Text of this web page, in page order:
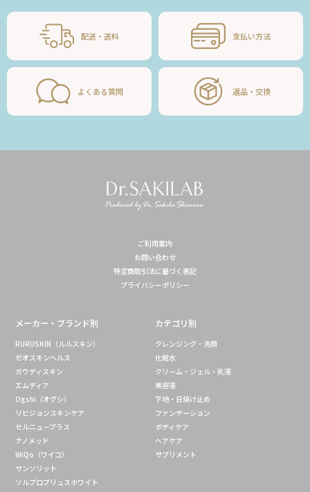
配送・送料 支払い方法
よくある質問 返品・交換
ご利用案内
お問い合わせ
特定商取引法に基づく表記
プライバシーポリシー
メーカー・ブランド別
RURUSKIN（ルルスキン）
ゼオスキンヘルス
ガウディスキン
エムディア
Ogshi（オグシ）
リビジョンスキンケア
セルニュープラス
ナノメッド
WiQo（ワイコ）
サンソリット
ソルプロプリュスホワイト
カテゴリ別
クレンジング・洗顔
化粧水
クリーム・ジェル・乳液
美容液
下地・日焼け止め
ファンデーション
ボディケア
ヘアケア
サプリメント